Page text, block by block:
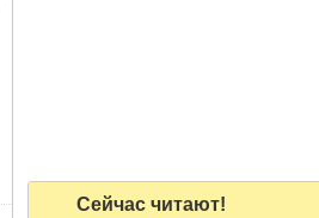
Сейчас читают!